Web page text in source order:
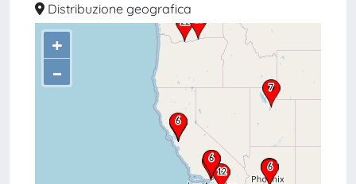
Distribuzione geografica
+
–